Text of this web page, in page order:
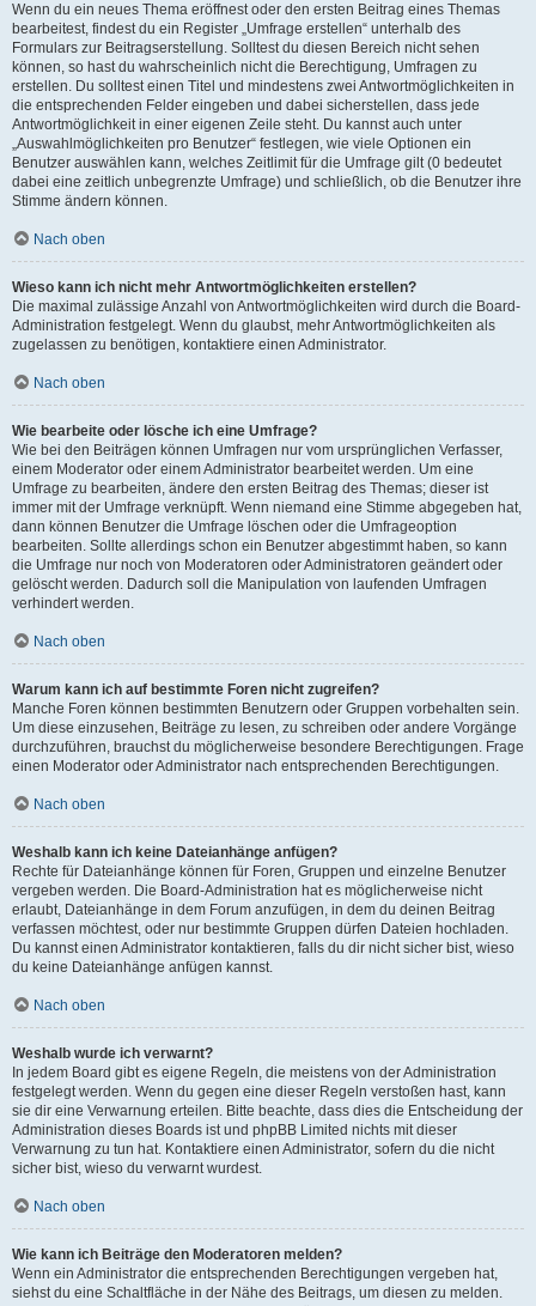
Wenn du ein neues Thema eröffnest oder den ersten Beitrag eines Themas
bearbeitest, findest du ein Register „Umfrage erstellen“ unterhalb des
Formulars zur Beitragserstellung. Solltest du diesen Bereich nicht sehen
können, so hast du wahrscheinlich nicht die Berechtigung, Umfragen zu
erstellen. Du solltest einen Titel und mindestens zwei Antwortmöglichkeiten in
die entsprechenden Felder eingeben und dabei sicherstellen, dass jede
Antwortmöglichkeit in einer eigenen Zeile steht. Du kannst auch unter
„Auswahlmöglichkeiten pro Benutzer“ festlegen, wie viele Optionen ein
Benutzer auswählen kann, welches Zeitlimit für die Umfrage gilt (0 bedeutet
dabei eine zeitlich unbegrenzte Umfrage) und schließlich, ob die Benutzer ihre
Stimme ändern können.
Nach oben
Wieso kann ich nicht mehr Antwortmöglichkeiten erstellen?
Die maximal zulässige Anzahl von Antwortmöglichkeiten wird durch die Board-
Administration festgelegt. Wenn du glaubst, mehr Antwortmöglichkeiten als
zugelassen zu benötigen, kontaktiere einen Administrator.
Nach oben
Wie bearbeite oder lösche ich eine Umfrage?
Wie bei den Beiträgen können Umfragen nur vom ursprünglichen Verfasser,
einem Moderator oder einem Administrator bearbeitet werden. Um eine
Umfrage zu bearbeiten, ändere den ersten Beitrag des Themas; dieser ist
immer mit der Umfrage verknüpft. Wenn niemand eine Stimme abgegeben hat,
dann können Benutzer die Umfrage löschen oder die Umfrageoption
bearbeiten. Sollte allerdings schon ein Benutzer abgestimmt haben, so kann
die Umfrage nur noch von Moderatoren oder Administratoren geändert oder
gelöscht werden. Dadurch soll die Manipulation von laufenden Umfragen
verhindert werden.
Nach oben
Warum kann ich auf bestimmte Foren nicht zugreifen?
Manche Foren können bestimmten Benutzern oder Gruppen vorbehalten sein.
Um diese einzusehen, Beiträge zu lesen, zu schreiben oder andere Vorgänge
durchzuführen, brauchst du möglicherweise besondere Berechtigungen. Frage
einen Moderator oder Administrator nach entsprechenden Berechtigungen.
Nach oben
Weshalb kann ich keine Dateianhänge anfügen?
Rechte für Dateianhänge können für Foren, Gruppen und einzelne Benutzer
vergeben werden. Die Board-Administration hat es möglicherweise nicht
erlaubt, Dateianhänge in dem Forum anzufügen, in dem du deinen Beitrag
verfassen möchtest, oder nur bestimmte Gruppen dürfen Dateien hochladen.
Du kannst einen Administrator kontaktieren, falls du dir nicht sicher bist, wieso
du keine Dateianhänge anfügen kannst.
Nach oben
Weshalb wurde ich verwarnt?
In jedem Board gibt es eigene Regeln, die meistens von der Administration
festgelegt werden. Wenn du gegen eine dieser Regeln verstoßen hast, kann
sie dir eine Verwarnung erteilen. Bitte beachte, dass dies die Entscheidung der
Administration dieses Boards ist und phpBB Limited nichts mit dieser
Verwarnung zu tun hat. Kontaktiere einen Administrator, sofern du die nicht
sicher bist, wieso du verwarnt wurdest.
Nach oben
Wie kann ich Beiträge den Moderatoren melden?
Wenn ein Administrator die entsprechenden Berechtigungen vergeben hat,
siehst du eine Schaltfläche in der Nähe des Beitrags, um diesen zu melden.